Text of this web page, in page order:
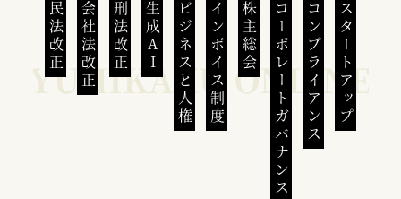
民法改正 会社法改正 刑法改正 生成AI ビジネスと人権インボイス制度 株主総会 コーポレートガバナンスコンプライアンススタートアップ